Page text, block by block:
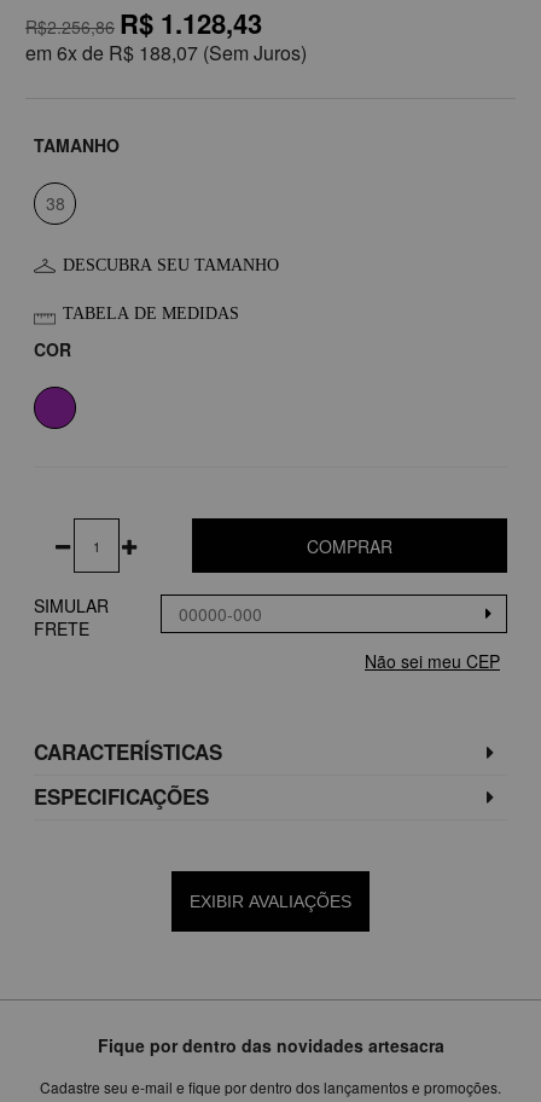
R$2.256,86 R$ 1.128,43
em 6x de R$ 188,07 (Sem Juros)
TAMANHO
38
DESCUBRA SEU TAMANHO
TABELA DE MEDIDAS
COR
COMPRAR
SIMULAR
FRETE
Não sei meu CEP
CARACTERÍSTICAS
ESPECIFICAÇÕES
EXIBIR AVALIAÇÕES
Fique por dentro das novidades artesacra
Cadastre seu e-mail e fique por dentro dos lançamentos e promoções.